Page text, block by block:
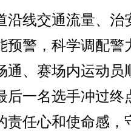
线交通流量、治
预警，科学调配警
通、赛场内运动员
后一名选手冲过终
责任心和使命感，